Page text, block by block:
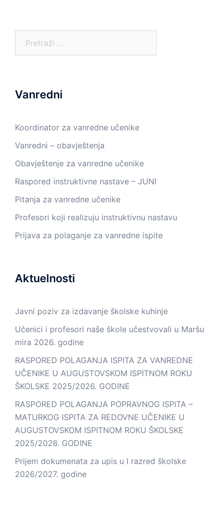
Vanredni
Koordinator za vanredne učenike
Vanredni – obavještenja
Obavještenje za vanredne učenike
Raspored instruktivne nastave – JUNI
Pitanja za vanredne učenike
Profesori koji realizuju instruktivnu nastavu
Prijava za polaganje za vanredne ispite
Aktuelnosti
Javni poziv za izdavanje školske kuhinje
Učenici i profesori naše škole učestvovali u Maršu
mira 2026. godine
RASPORED POLAGANJA ISPITA ZA VANREDNE
UČENIKE U AUGUSTOVSKOM ISPITNOM ROKU
ŠKOLSKE 2025/2026. GODINE
RASPORED POLAGANJA POPRAVNOG ISPITA –
MATURKOG ISPITA ZA REDOVNE UČENIKE U
AUGUSTOVSKOM ISPITNOM ROKU ŠKOLSKE
2025/2026. GODINE
Prijem dokumenata za upis u I razred školske
2026/2027. godine